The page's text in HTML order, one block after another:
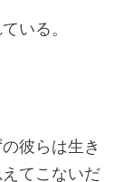
いる。
彼らは生き
てこないだ